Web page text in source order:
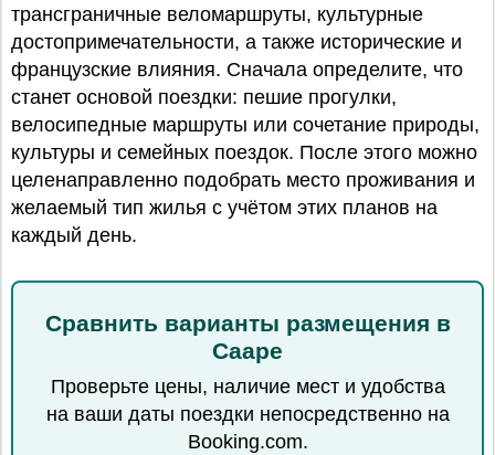
трансграничные веломаршруты, культурные
достопримечательности, а также исторические и
французские влияния. Сначала определите, что
станет основой поездки: пешие прогулки,
велосипедные маршруты или сочетание природы,
культуры и семейных поездок. После этого можно
целенаправленно подобрать место проживания и
желаемый тип жилья с учётом этих планов на
каждый день.
Сравнить варианты размещения в
Сааре
Проверьте цены, наличие мест и удобства
на ваши даты поездки непосредственно на
Booking.com.